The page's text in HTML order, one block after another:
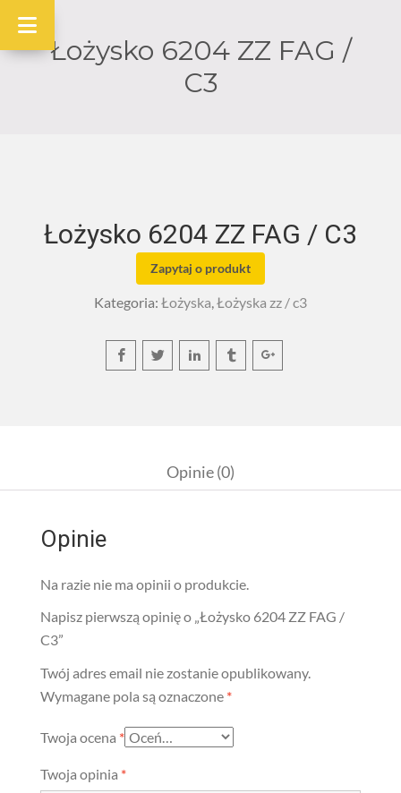
Łożysko 6204 ZZ FAG /
C3
Łożysko 6204 ZZ FAG / C3
Zapytaj o produkt
Kategoria: Łożyska,Łożyska zz / c3
Opinie (0)
Opinie
Na razie nie ma opinii o produkcie.
Napisz pierwszą opinię o „Łożysko 6204 ZZ FAG /
C3”
Twój adres email nie zostanie opublikowany.
Wymagane pola są oznaczone *
Twoja ocena *
Twoja opinia *